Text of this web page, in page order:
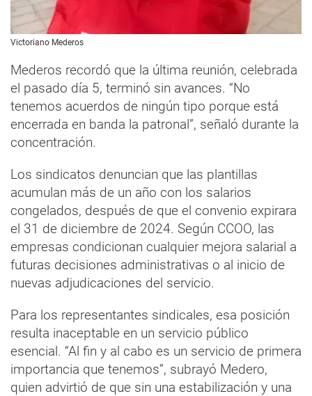
Victoriano Mederos
Mederos recordó que la última reunión, celebrada
el pasado día 5, terminó sin avances. “No
tenemos acuerdos de ningún tipo porque está
encerrada en banda la patronal”, señaló durante la
concentración.
Los sindicatos denuncian que las plantillas
acumulan más de un año con los salarios
congelados, después de que el convenio expirara
el 31 de diciembre de 2024. Según CCOO, las
empresas condicionan cualquier mejora salarial a
futuras decisiones administrativas o al inicio de
nuevas adjudicaciones del servicio.
Para los representantes sindicales, esa posición
resulta inaceptable en un servicio público
esencial. “Al fin y al cabo es un servicio de primera
importancia que tenemos”, subrayó Medero,
quien advirtió de que sin una estabilización y una